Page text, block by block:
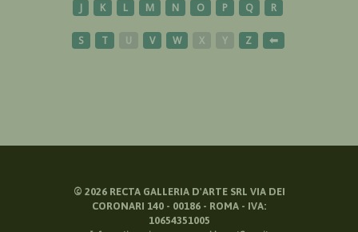
J K L M N O P Q R
S T U V W X Y Z ⬅
© 2026RECTA GALLERIA D'ARTE SRL VIA DEI
CORONARI 140 - 00186 - ROMA - IVA:
10654351005